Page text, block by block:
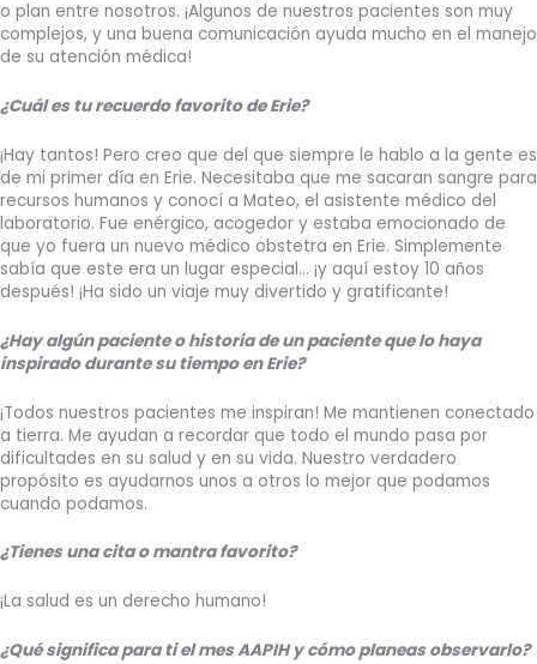
o plan entre nosotros. ¡Algunos de nuestros pacientes son muy
complejos, y una buena comunicación ayuda mucho en el manejo
de su atención médica!
¿Cuál es tu recuerdo favorito de Erie?
¡Hay tantos! Pero creo que del que siempre le hablo a la gente es
de mi primer día en Erie. Necesitaba que me sacaran sangre para
recursos humanos y conocí a Mateo, el asistente médico del
laboratorio. Fue enérgico, acogedor y estaba emocionado de
que yo fuera un nuevo médico obstetra en Erie. Simplemente
sabía que este era un lugar especial... ¡y aquí estoy 10 años
después! ¡Ha sido un viaje muy divertido y gratificante!
¿Hay algún paciente o historia de un paciente que lo haya
inspirado durante su tiempo en Erie?
¡Todos nuestros pacientes me inspiran! Me mantienen conectado
a tierra. Me ayudan a recordar que todo el mundo pasa por
dificultades en su salud y en su vida. Nuestro verdadero
propósito es ayudarnos unos a otros lo mejor que podamos
cuando podamos.
¿Tienes una cita o mantra favorito?
¡La salud es un derecho humano!
¿Qué significa para ti el mes AAPIH y cómo planeas observarlo?